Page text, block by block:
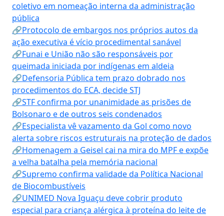
coletivo em nomeação interna da administração
pública
🔗Protocolo de embargos nos próprios autos da
ação executiva é vício procedimental sanável
🔗Funai e União não são responsáveis por
queimada iniciada por indígenas em aldeia
🔗Defensoria Pública tem prazo dobrado nos
procedimentos do ECA, decide STJ
🔗STF confirma por unanimidade as prisões de
Bolsonaro e de outros seis condenados
🔗Especialista vê vazamento da Gol como novo
alerta sobre riscos estruturais na proteção de dados
🔗Homenagem a Geisel cai na mira do MPF e expõe
a velha batalha pela memória nacional
🔗Supremo confirma validade da Política Nacional
de Biocombustíveis
🔗UNIMED Nova Iguaçu deve cobrir produto
especial para criança alérgica à proteína do leite de